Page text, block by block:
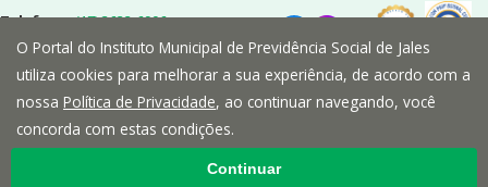
Telefone:(17) 3632-6906
Endereço: Rua 7,nº2072-Centro-
Jales/SP-CEP:15700-014
O Portal do Instituto Municipal de Previdência Social de Jales
utiliza cookies para melhorar a sua experiência, de acordo com a
nossa Política de Privacidade, ao continuar navegando, você
concorda com estas condições.
Continuar